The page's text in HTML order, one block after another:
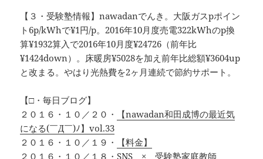
【３・受験塾情報】nawadanでんき。大阪ガスpポイン
ト6p/kWhで¥1円/p。2016年10月度売電322kWhのp換
算¥1932算入で2016年10月度¥24726（前年比
¥1424down）。床暖房¥5028を加え前年比総額¥3604up
と改まる。やはり光熱費を2ヶ月連続で節約サポート。
【□・毎日ブログ】
２０１６・１０／２０・
【nawadan和田成博の最近気
になる(￣Д￣)ﾉ】vol.33
２０１６・１０／１９・
【料金】
２０１６・１０／１８・SNS × 受験塾家庭教師